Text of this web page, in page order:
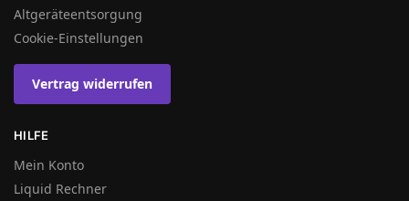
Altgeräteentsorgung
Cookie-Einstellungen
Vertrag widerrufen
HILFE
Mein Konto
Liquid Rechner